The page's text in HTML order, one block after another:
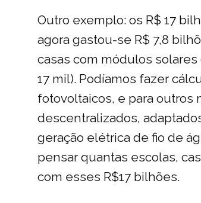
Outro exemplo: os R$ 17
agora gastou-se R$ 7,8
casas com módulos
17 mil). Podíamos fazer
fotovoltaicos, e para outros
descentralizados,
geração elétrica de fio de
pensar quantas escolas,
com esses R$17 bilhões.